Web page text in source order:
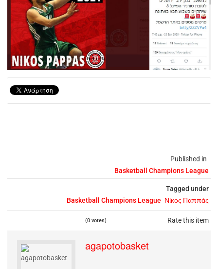
Published in
Basketball Champions League
Tagged under
Basketball Champions League Νίκος Παππάς
Rate this item
(0 votes)
agapotobasket